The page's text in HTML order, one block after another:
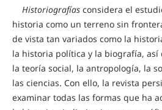
Historiografíasconsidera el
historia como un terreno sin
de vista tan variados como la
la historia política y la biografía, así
la teoría social, la antropología, la
las ciencias. Con ello, la revista
examinar todas las formas que ha